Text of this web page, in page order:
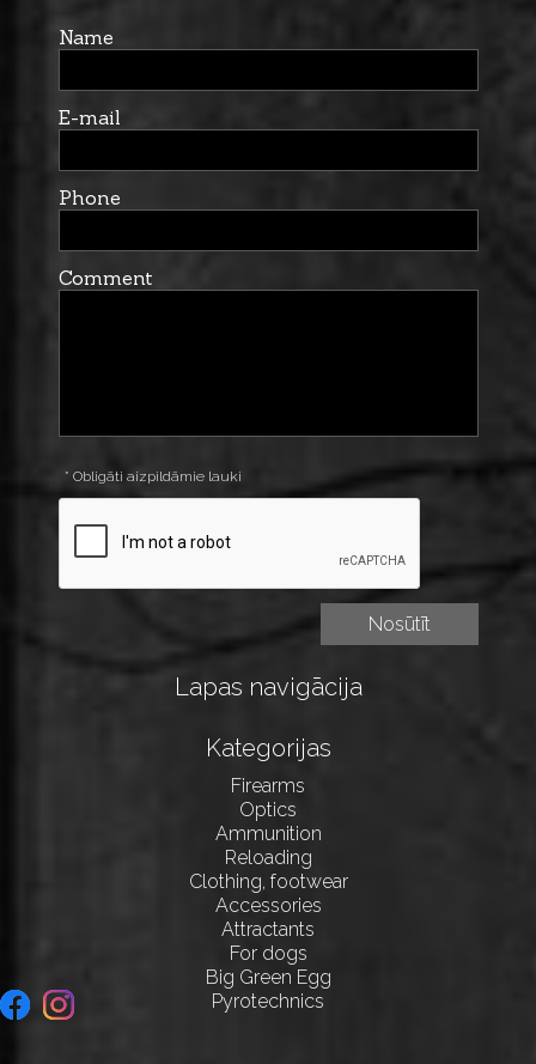
Name
E-mail
Phone
Comment
* Obligāti aizpildāmie lauki
Lapas navigācija
Kategorijas
Firearms
Optics
Ammunition
Reloading
Clothing, footwear
Accessories
Attractants
For dogs
Big Green Egg
Pyrotechnics